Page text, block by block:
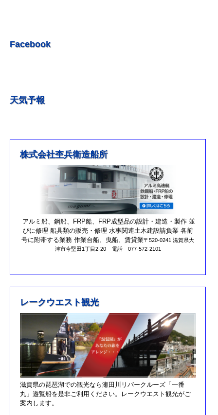
R5.5.20 釣果情報更新しました。
R5.3.25釣果情報更新しました。
R3/4/11釣果情報更新しました
R3/2/27果情報更新しました
R2/8/29果情報更新しました
営業時間を更新しました。
第17回オーナーズカップを更新しました。
R元/10/25クラブハウスのリニューアルが完了しました。
R元/8/25果情報更新しました
H30/11/7釣果情報更新しました
H30/9/30臨時休業のお知らせ！！
H30/9/24釣果情報更新しました
H30/7/21釣果情報更新しました
H30/4/21釣果情報更新しました
H30/3/3釣果情報更新しました
H30/2/17釣果情報更新しました
H30/2/8釣果情報更新しました
Facebook
天気予報
株式会社杢兵衛造船所
アルミ船、鋼船、FRP船、FRP成型品の設計・建造・製作 並
びに修理 船具類の販売・修理 水事関連土木建設請負業 各前
号に附帯する業務 作業台船、曳船、賃貸業〒520-0241 滋賀県大
津市今堅田1丁目2-20
電話 077-572-2101
レークウエスト観光
滋賀県の琵琶湖での観光なら瀬田川リバークルーズ「一番
丸」遊覧船を是非ご利用ください。レークウエスト観光がご
案内します。